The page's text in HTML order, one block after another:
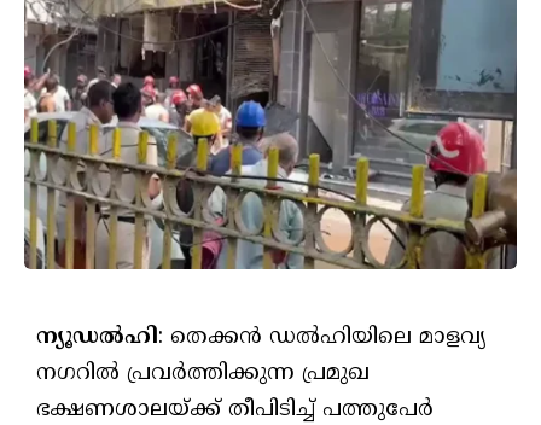
ന്യൂഡൽഹി: തെക്കൻ ഡൽഹിയിലെ മാളവ്യ
നഗറിൽ പ്രവർത്തിക്കുന്ന പ്രമുഖ
ഭക്ഷണശാലയ്ക്ക് തീപിടിച്ച് പത്തുപേർ